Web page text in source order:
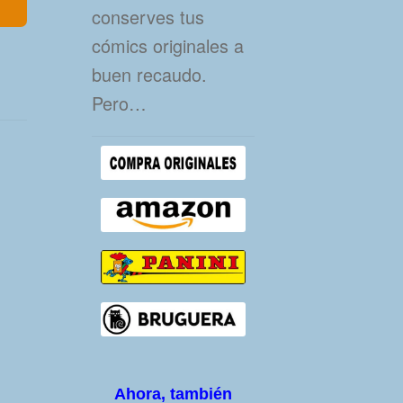
conserves tus
cómics originales a
buen recaudo.
Pero…
Ahora, también